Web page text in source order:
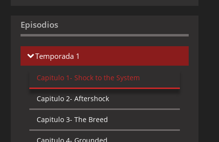
Episodios
Temporada 1
Capitulo 1- Shock to the System
Capitulo 2- Aftershock
Capitulo 3- The Breed